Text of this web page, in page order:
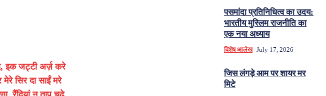
इक जट्टी अर्ज़ करे
मेरे सिर दा साईं मरे
पसमांदा प्रतिनिधित्व का उदय:
भारतीय मुस्लिम राजनीति का
एक नया अध्याय
विशेष आलेख July 17, 2026
जिस लंगड़े आम पर शायर मर
मिटे